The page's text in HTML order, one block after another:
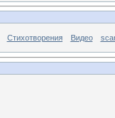
Стихотворения Видео